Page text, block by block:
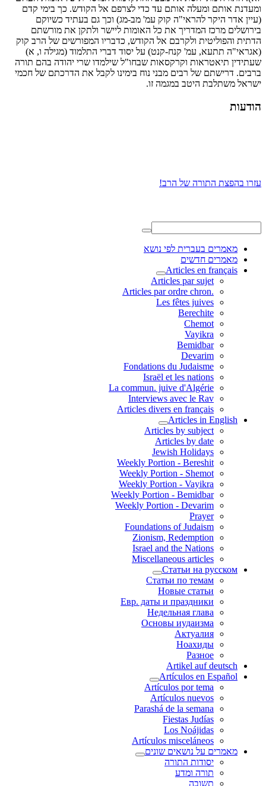
ומעדנת אותם ומעלה אותם עד כדי לצרפם אל הקודש. כך בימי קדם
(עיין אדר היקר להראי"ה קוק עמ' מב-מג) וכך גם בעתיד כשיוקם
בירושלים מרכז המדריך את כל האומות ליישר ולתקן את מורשתם
הדתית והפוליטית ולקרבם אל הקודש, כדבריו המפורשים של הרב קוק
(אגראי"ה תתעא, עמ' קנח-קנט) על יסוד דברי התלמוד (מגילה ו, א)
שעתידין תיאטראות וקרקסאות שבחו"ל שילמדו שרי יהודה בהם תורה
ברבים. דרישתם של רבים מבני נוח בימינו לקבל את הדרכתם של חכמי
ישראל משתלבת היטב במגמה זו.
הודעות
עזרו בהפצת התורה של הרב!
מאמרים בעברית לפי נושא
מאמרים חדשים
Articles en français
Articles par sujet
.Articles par ordre chron
Les fêtes juives
Berechite
Chemot
Vayikra
Bemidbar
Devarim
Fondations du Judaisme
Israël et les nations
La commun. juive d'Algérie
Interviews avec le Rav
Articles divers en français
Articles in English
Articles by subject
Articles by date
Jewish Holidays
Weekly Portion - Bereshit
Weekly Portion - Shemot
Weekly Portion - Vayikra
Weekly Portion - Bemidbar
Weekly Portion - Devarim
Prayer
Foundations of Judaism
Zionism, Redemption
Israel and the Nations
Miscellaneous articles
Статьи на русском
Статьи по темам
Новые статьи
Евр. даты и праздники
Недельная глава
Основы иудаизма
Актуалия
Ноахиды
Разное
Artikel auf deutsch
Artículos en Español
Artículos por tema
Artículos nuevos
Parashá de la semana
Fiestas Judías
Los Noájidas
Artículos misceláneos
מאמרים על נושאים שונים
יסודות התורה
תורה ומדע
תשובה